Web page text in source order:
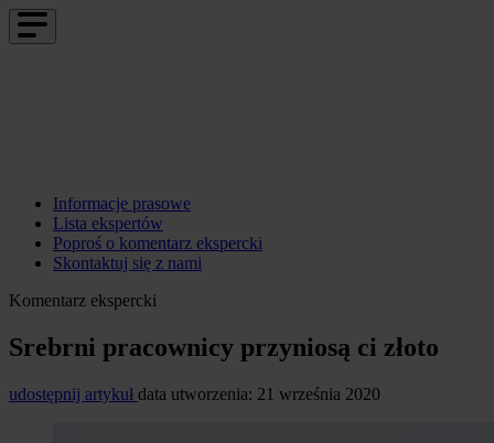
Informacje prasowe
Lista ekspertów
Poproś o komentarz ekspercki
Skontaktuj się z nami
Komentarz ekspercki
Srebrni pracownicy przyniosą ci złoto
udostępnij artykuł data utworzenia: 21 września 2020